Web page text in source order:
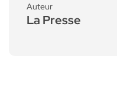
Auteur
La Presse